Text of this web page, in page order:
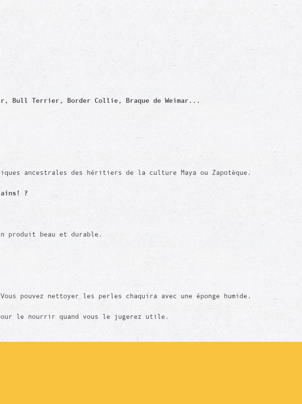
Bull Terrier, Border Collie, Braque de Weimar...
ancestrales des héritiers de la culture Maya ou Zapotèque.
?
produit beau et durable.
pouvez nettoyer les perles chaquira avec une éponge humide.
le nourrir quand vous le jugerez utile.